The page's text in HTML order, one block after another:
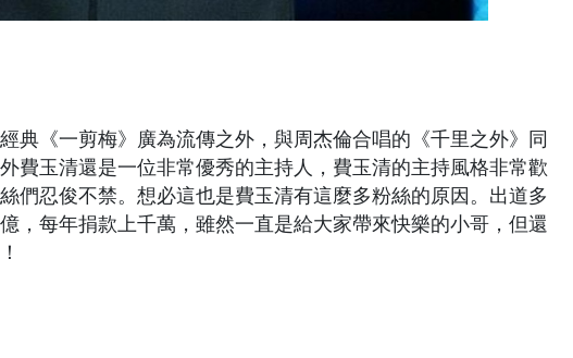
典《一剪梅》廣為流傳之外，與周杰倫合唱的《千里之外》同
費玉清還是一位非常優秀的主持人，費玉清的主持風格非常歡
們忍俊不禁。想必這也是費玉清有這麼多粉絲的原因。出道多
，每年捐款上千萬，雖然一直是給大家帶來快樂的小哥，但還